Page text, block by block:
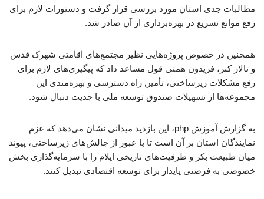
مطالبات جدی استان مورد بررسی قرار گرفت و دستورات لازم برای
رفع موانع تسریع در بهره‌برداری از آن صادر شد.
همچنین در خصوص پروژه‌هایی نظیر مجتمع‌های اقامتی شهرک قدس
و تالار کنز، فریدون همتی قول مساعد داد که پیگیری‌های لازم برای
رفع مشکلات زیرساختی، تأمین راه دسترسی و بهره‌مندی این
مجموعه‌ها از تسهیلات صندوق توسعه ملی با جدیت دنبال شود.
به گزارش آموزش php، این بازدید میدانی نشان می‌دهد که عزم
نمایندگان استان بر آن است تا با عبور از چالش‌های زیرساختی، پیوند
میان طبیعت بکر و ظرفیت‌های تاریخی ایلام را با سرمایه‌گذاری بخش
خصوصی به فرصتی پایدار برای توسعه اقتصادی تبدیل کنند.